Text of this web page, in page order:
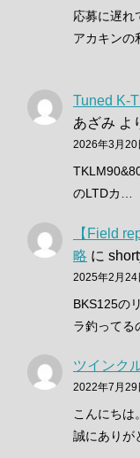
応募に遅れ
アカキンの
Tuned K-
あざみ よ
2026年3月20
のLTDカ…
【Field
略 に
2025年2月24
BKS125の
ラ釣ってる
ツインク
2022年7月29
こんにちは
誠にありが